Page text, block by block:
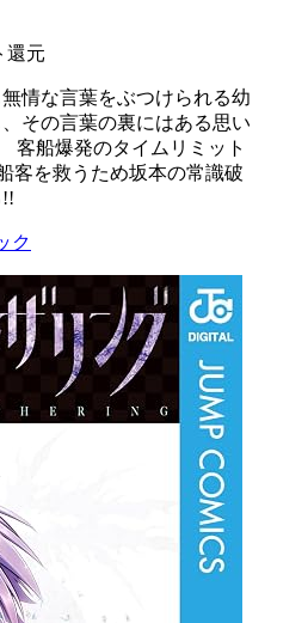
還元
情な言葉をぶつけられる幼
その言葉の裏にはある思い
船爆発のタイムリミット
を救うため坂本の常識破
ク